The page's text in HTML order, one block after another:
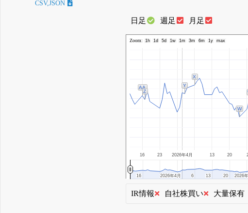
CSV,JSON
日足 週足 月足
Zoom: 1h 1d 5d 1w 1m 3m 6m 1y max
2026年4月
16 23 13 20
AA
Z
Y
X
W
2026年4月
2026年4月 2026
2026
16
16 6
6 13
13 20
20
IR情報 自社株買い 大量保有